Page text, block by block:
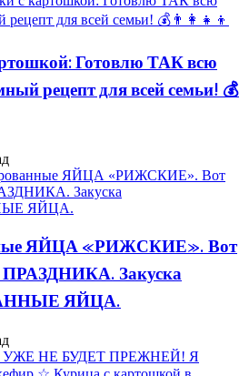
Готовлю ТАК всю
рецепт для всей семьи! 💰
ЯЙЦА «РИЖСКИЕ». Вот
ПРАЗДНИКА. Закуска
ЯЙЦА.